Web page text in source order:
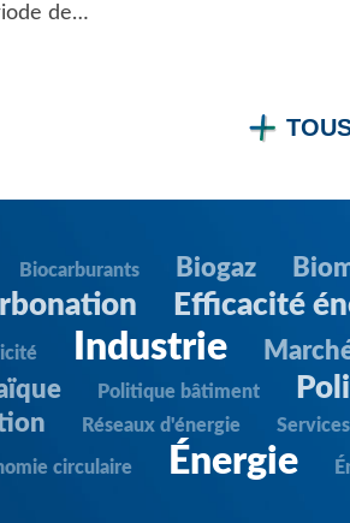
de…
Biocarburants Biogaz
Efficacité
Industrie
Politique bâtiment
Réseaux d'énergie
circulaire Énergie